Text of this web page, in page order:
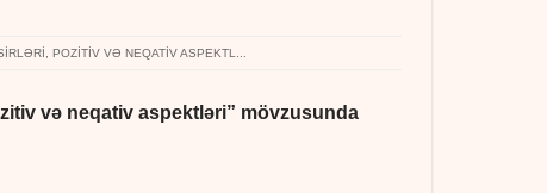
POZITIV VƏ NEQATIV ASPEKTL...
və neqativ aspektləri” mövzusunda